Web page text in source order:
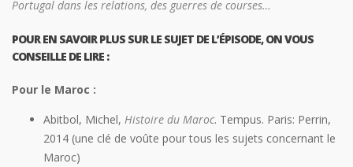
Portugal dans les relations, des guerres de courses…
POUR EN SAVOIR PLUS SUR LE SUJET DE L’ÉPISODE, ON VOUS
CONSEILLE DE LIRE :
Pour le Maroc :
Abitbol, Michel, Histoire du Maroc. Tempus. Paris: Perrin,
2014 (une clé de voûte pour tous les sujets concernant le
Maroc)